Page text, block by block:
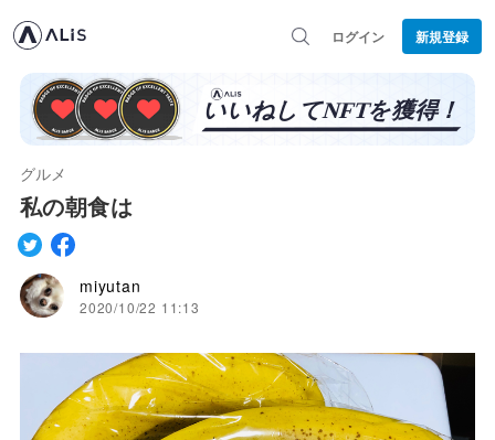
ログイン 新規登録
グルメ
私の朝食は
miyutan
2020/10/22 11:13